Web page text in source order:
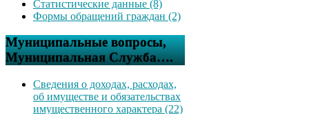
Статистические данные (8)
Формы обращений граждан (2)
Муниципальные вопросы,
Муниципальная Служба….
Сведения о доходах, расходах,
об имуществе и обязательствах
имущественного характера (22)